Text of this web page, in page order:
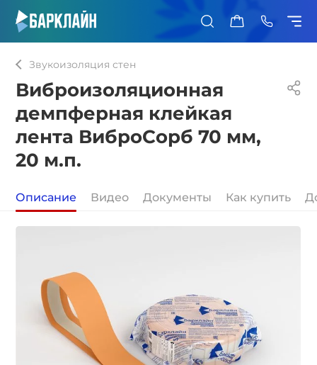
Звукоизоляция стен
Виброизоляционная
демпферная клейкая
лента ВиброСорб 70 мм,
20 м.п.
Описание Видео Документы Как купить